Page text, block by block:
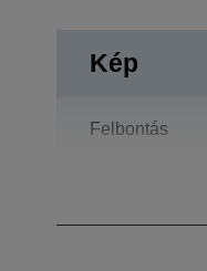
Kép
Felbontás